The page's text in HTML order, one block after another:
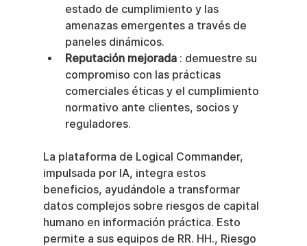
estado de cumplimiento y las
amenazas emergentes a través de
paneles dinámicos.
Reputación mejorada : demuestre su
compromiso con las prácticas
comerciales éticas y el cumplimiento
normativo ante clientes, socios y
reguladores.
La plataforma de Logical Commander,
impulsada por IA, integra estos
beneficios, ayudándole a transformar
datos complejos sobre riesgos de capital
humano en información práctica. Esto
permite a sus equipos de RR. HH., Riesgo